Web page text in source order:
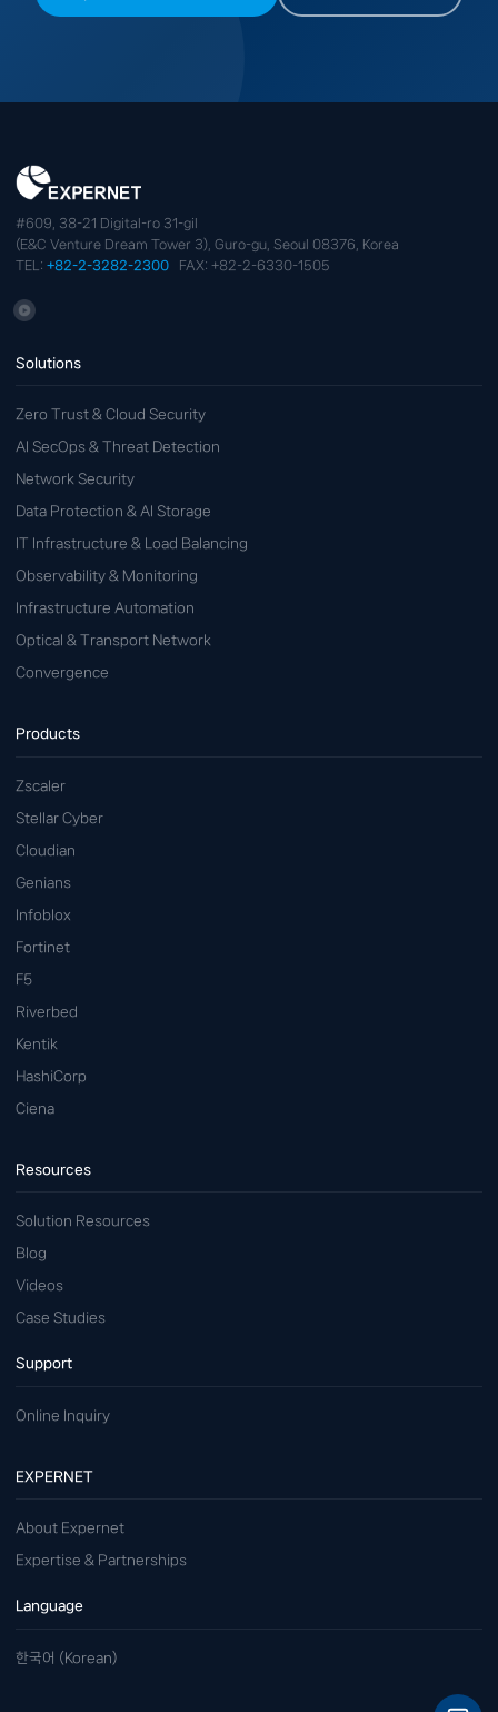
#609, 38-21 Digital-ro 31-gil
(E&C Venture Dream Tower 3), Guro-gu, Seoul 08376, Korea
TEL: +82-2-3282-2300 FAX: +82-2-6330-1505
Solutions
Zero Trust & Cloud Security
AI SecOps & Threat Detection
Network Security
Data Protection & AI Storage
IT Infrastructure & Load Balancing
Observability & Monitoring
Infrastructure Automation
Optical & Transport Network
Convergence
Products
Zscaler
Stellar Cyber
Cloudian
Genians
Infoblox
Fortinet
F5
Riverbed
Kentik
HashiCorp
Ciena
Resources
Solution Resources
Blog
Videos
Case Studies
Support
Online Inquiry
EXPERNET
About Expernet
Expertise & Partnerships
Language
한국어 (Korean)